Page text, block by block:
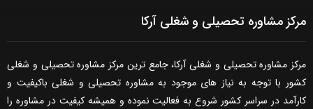
مرکز مشاوره تحصیلی و شغلی آرکا
مرکز مشاوره تحصیلی و شغلی آرکا، جامع ترین مرکز مشاوره تحصیلی و شغلی
کشور با توجه به نیاز های موجود به مشاوره تحصیلی و شغلی باکیفیت و
کارآمد در سراسر کشور شروع به فعالیت نموده و همیشه کیفیت در مشاوره را